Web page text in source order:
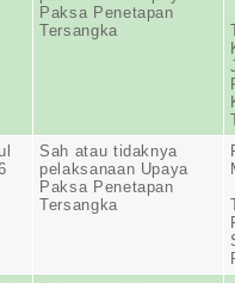
Paksa Penetapan
Tersangka
Sah atau tidaknya
pelaksanaan Upaya
Paksa Penetapan
Tersangka